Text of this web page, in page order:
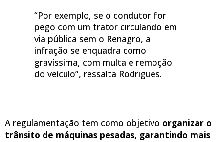
“Por exemplo, se o condutor for
pego com um trator circulando em
via pública sem o Renagro, a
infração se enquadra como
gravíssima, com multa e remoção
do veículo”, ressalta Rodrigues.
A regulamentação tem como objetivo organizar o
trânsito de máquinas pesadas, garantindo mais